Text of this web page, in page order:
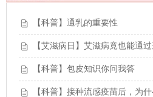
【科普】通乳的重要性
【艾滋病日】艾滋病竟也能通
【科普】包皮知识你问我答
【科普】接种流感疫苗后，为